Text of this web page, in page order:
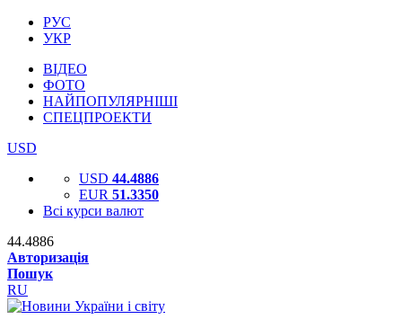
РУС
УКР
ВІДЕО
ФОТО
НАЙПОПУЛЯРНІШІ
СПЕЦПРОЕКТИ
USD
USD 44.4886
EUR 51.3350
Всі курси валют
44.4886
Авторизація
Пошук
RU